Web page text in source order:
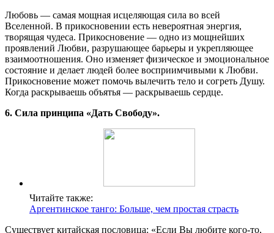
Любовь — самая мощная исцеляющая сила во всей
Вселенной. В прикосновении есть невероятная энергия,
творящая чудеса. Прикосновение — одно из мощнейших
проявлений Любви, разрушающее барьеры и укрепляющее
взаимоотношения. Оно изменяет физическое и эмоциональное
состояние и делает людей более восприимчивыми к Любви.
Прикосновение может помочь вылечить тело и согреть Душу.
Когда раскрываешь объятья — раскрываешь сердце.
6. Сила принципа «Дать Свободу».
Читайте также:
Аргентинское танго: Больше, чем простая страсть
Существует китайская пословица: «Если Вы любите кого-то,